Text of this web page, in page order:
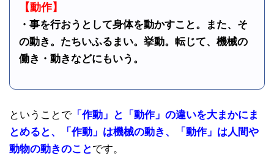
【動作】
・事を行おうとして身体を動かすこと。また、そ
の動き。たちいふるまい。挙動。転じて、機械の
働き・動きなどにもいう。
ということで「作動」と「動作」の違いを大まかにま
とめると、「作動」は機械の動き、「動作」は人間や
動物の動きのことです。